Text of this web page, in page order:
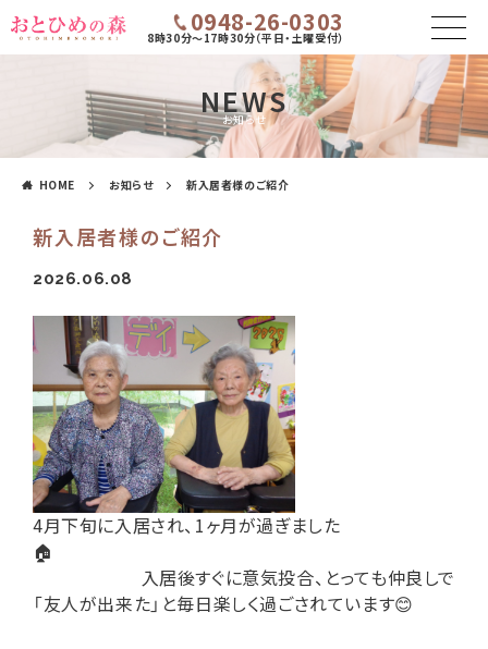
0948-26-0303
8時30分～17時30分（平日・土曜受付）
NEWS
お知らせ
HOME お知らせ 新入居者様のご紹介
新入居者様のご紹介
2026.06.08
4月下旬に入居され、1ヶ月が過ぎました
🏠
入居後すぐに意気投合、とっても仲良しで
「友人が出来た」と毎日楽しく過ごされています😊